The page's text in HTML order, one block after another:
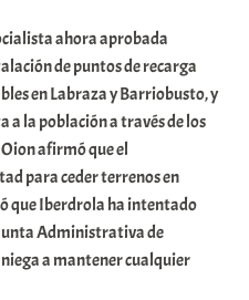
ahora aprobada
de puntos de recarga
en Labraza y Barriobusto, y
a la población a través de los
afirmó que el
para ceder terrenos en
que Iberdrola ha intentado
Administrativa de
a mantener cualquier